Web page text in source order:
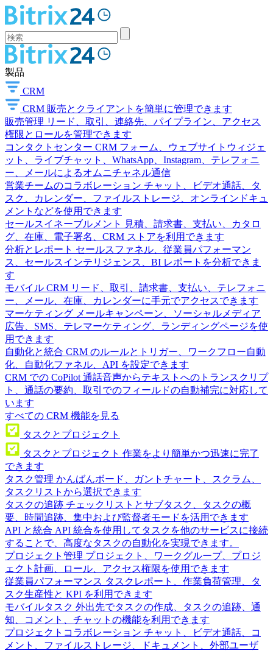
製品
CRM
CRM 販売とクライアントを簡単に管理できます
販売管理 リード、取引、連絡先、パイプライン、アクセス
権限とロールを管理できます
コンタクトセンター CRM フォーム、ウェブサイトウィジェ
ット、ライブチャット、WhatsApp、Instagram、テレフォニ
ー、メールによるオムニチャネル通信
営業チームのコラボレーション チャット、ビデオ通話、タ
スク、カレンダー、ファイルストレージ、オンラインドキュ
メントなどを使用できます
セールスイネーブルメント
見積、請求書、支払い、カタロ
グ、在庫、電子署名、CRM ストアを利用できます
分析とレポート セールスファネル、従業員パフォーマン
ス、セールスインテリジェンス、BI レポートを分析できま
す
モバイル CRM リード、取引、請求書、支払い、テレフォニ
ー、メール、在庫、カレンダーに手元でアクセスできます
マーケティング メールキャンペーン、ソーシャルメディア
広告、SMS、テレマーケティング、ランディングページを使
用できます
自動化と統合 CRM のルールとトリガー、ワークフロー自動
化、自動化ファネル、API を設定できます
CRM での CoPilot 通話音声からテキストへのトランスクリプ
ト、通話の要約、取引でのフィールドの自動補完に対応して
います
すべての CRM 機能を見る
タスクとプロジェクト
タスクとプロジェクト 作業をより簡単かつ迅速に完了
できます
タスク管理 かんばんボード、ガントチャート、スクラム、
タスクリストから選択できます
タスクの追跡 チェックリストとサブタスク、タスクの概
要、時間追跡、集中および監督者モードを活用できます
API と統合 API 統合を使用してタスクを他のサービスに接続
することで、高度なタスクの自動化を実現できます。
プロジェクト管理 プロジェクト、ワークグループ、プロジ
ェクト計画、ロール、アクセス権限を使用できます
従業員パフォーマンス タスクレポート、作業負荷管理、タ
スク生産性と KPI を利用できます
モバイルタスク 外出先でタスクの作成、タスクの追跡、通
知、コメント、チャットの機能を利用できます
プロジェクトコラボレーション チャット、ビデオ通話、コ
メント、ファイルストレージ、ドキュメント、外部ユーザ